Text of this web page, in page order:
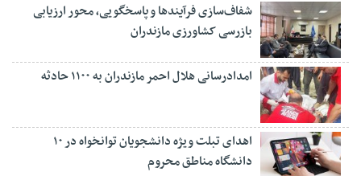
شفاف‌سازی فرآیند‌ها و پاسخگویی، محور ارزیابی
بازرسی کشاورزی مازندران
امدادرسانی هلال احمر مازندران به ۱۱۰۰ حادثه
اهدای تبلت ویژه دانشجویان توانخواه در ۱۰
دانشگاه مناطق محروم